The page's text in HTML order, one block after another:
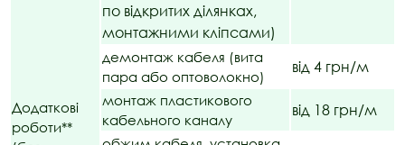
Додаткові
роботи**
по відкритих ділянках,
монтажними кліпсами)
демонтаж кабеля (вита
пара або оптоволокно)
від 4 грн/м
монтаж пластикового
кабельного каналу
від 18 грн/м